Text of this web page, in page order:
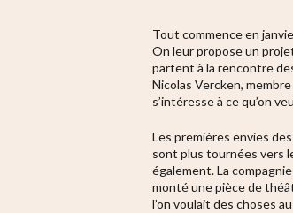
Tout commence en
On leur propose un
partent à la rencontre
Nicolas Vercken,
s’intéresse à ce qu’on
Les premières envies
sont plus tournées vers
également. La
monté une pièce de
l’on voulait des choses